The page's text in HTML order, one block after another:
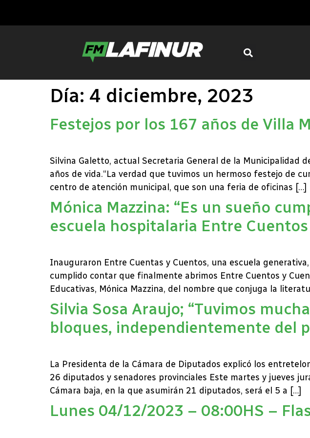
Día: 4 diciembre, 2023
Festejos por los 167 años de Villa
Silvina Galetto, actual Secretaria General de la Municipalidad
años de vida.“La verdad que tuvimos un hermoso festejo de
centro de atención municipal, que son una feria de oficinas […]
Mónica Mazzina: “Es un sueño
escuela hospitalaria Entre Cuentos
Inauguraron Entre Cuentas y Cuentos, una escuela
cumplido contar que finalmente abrimos Entre Cuentos y
Educativas, Mónica Mazzina, del nombre que conjuga la
Silvia Sosa Araujo; “Tuvimos
bloques, independientemente del
La Presidenta de la Cámara de Diputados explicó los
26 diputados y senadores provinciales Este martes y jueves
Cámara baja, en la que asumirán 21 diputados, será el 5 a […]
Lunes 04/12/2023 – 08:00HS –